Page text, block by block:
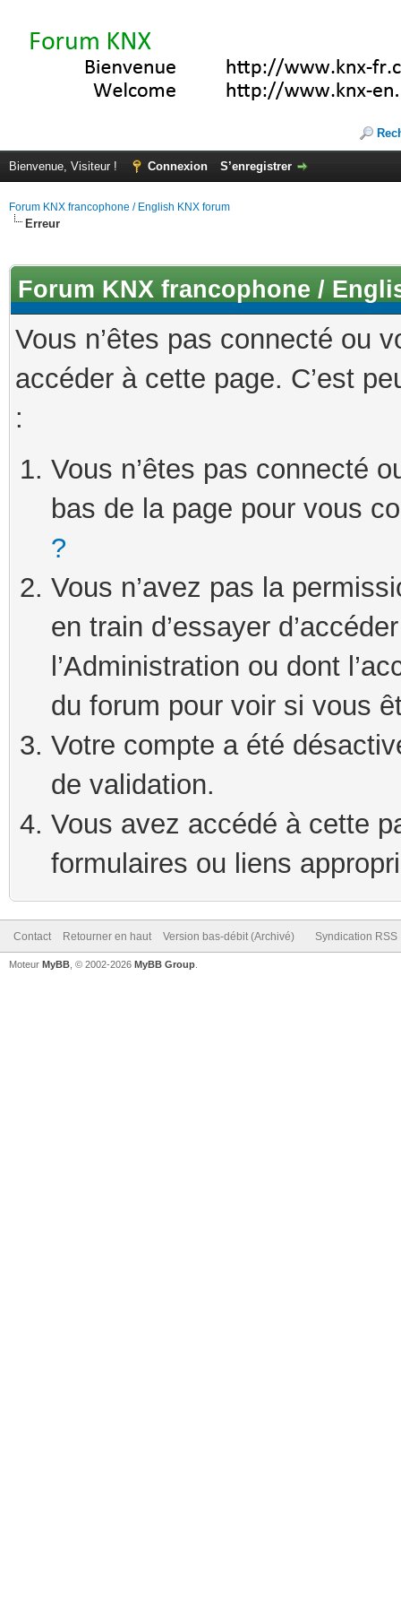
Bienvenue, Visiteur ! Connexion S’enregistrer
Forum KNX francophone / English KNX forum
Erreur
Forum KNX francophone /
Vous n’êtes pas connecté ou
accéder à cette page. C’est
:
Vous n’êtes pas connecté
bas de la page pour vous
?
Vous n’avez pas la
en train d’essayer
l’Administration ou dont
du forum pour voir si vous
Votre compte a été
de validation.
Vous avez accédé à cette
formulaires ou liens
Contact Retourner en haut Version bas-débit (Archivé) Syndication RSS
Moteur MyBB , © 2002-2026 MyBB Group